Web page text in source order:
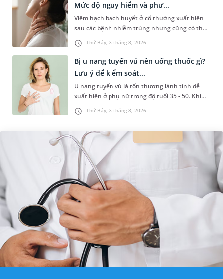
Thứ Bảy, 8 tháng 8, 2026
Mức độ nguy hiểm và phư...
Viêm hạch bạch huyết ở cổ thường xuất hiện
sau các bệnh nhiễm trùng nhưng cũng có thể
liên quan đến lao hạch hoặc ung thư. Để tìm
hiểu nguyên nhân gây viêm,...
Thứ Bảy, 8 tháng 8, 2026
Bị u nang tuyến vú nên uống thuốc gì?
Lưu ý để kiểm soát...
U nang tuyến vú là tổn thương lành tính dễ
xuất hiện ở phụ nữ trong độ tuổi 35 - 50. Khi
được chẩn đoán mắc bệnh, nhiều người
thường băn khoăn u nang tuyến v...